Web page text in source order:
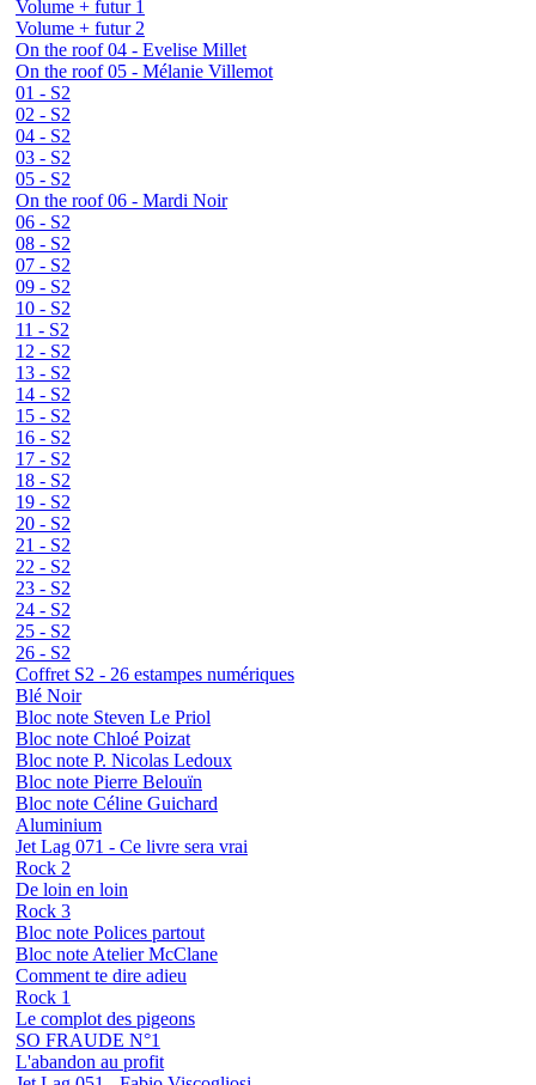
Volume + futur 1
Volume + futur 2
On the roof 04 - Evelise Millet
On the roof 05 - Mélanie Villemot
01 - S2
02 - S2
04 - S2
03 - S2
05 - S2
On the roof 06 - Mardi Noir
06 - S2
08 - S2
07 - S2
09 - S2
10 - S2
11 - S2
12 - S2
13 - S2
14 - S2
15 - S2
16 - S2
17 - S2
18 - S2
19 - S2
20 - S2
21 - S2
22 - S2
23 - S2
24 - S2
25 - S2
26 - S2
Coffret S2 - 26 estampes numériques
Blé Noir
Bloc note Steven Le Priol
Bloc note Chloé Poizat
Bloc note P. Nicolas Ledoux
Bloc note Pierre Belouïn
Bloc note Céline Guichard
Aluminium
Jet Lag 071 - Ce livre sera vrai
Rock 2
De loin en loin
Rock 3
Bloc note Polices partout
Bloc note Atelier McClane
Comment te dire adieu
Rock 1
Le complot des pigeons
SO FRAUDE N°1
L'abandon au profit